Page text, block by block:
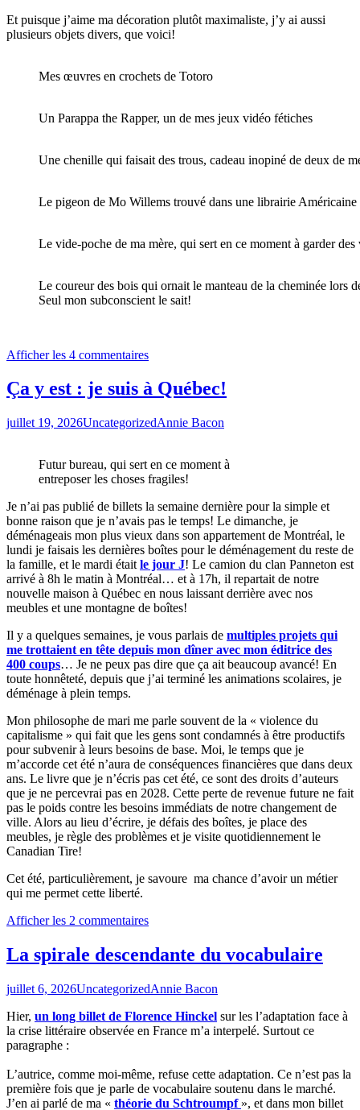
Et puisque j’aime ma décoration plutôt maximaliste, j’y ai aussi
plusieurs objets divers, que voici!
Mes œuvres en crochets de Totoro
Un Parappa the Rapper, un de mes jeux vidéo fétiches
Une chenille qui faisait des trous, cadeau inopiné de deux de
Le pigeon de Mo Willems trouvé dans une librairie Américaine
Le vide-poche de ma mère, qui sert en ce moment à garder
Le coureur des bois qui ornait le manteau de la cheminée lors
Seul mon subconscient le sait!
Afficher les 4 commentaires
Ça y est : je suis à Québec!
juillet 19, 2026UncategorizedAnnie Bacon
Futur bureau, qui sert en ce moment à
entreposer les choses fragiles!
Je n’ai pas publié de billets la semaine dernière pour la simple et
bonne raison que je n’avais pas le temps! Le dimanche, je
déménageais mon plus vieux dans son appartement de Montréal, le
lundi je faisais les dernières boîtes pour le déménagement du reste de
la famille, et le mardi était le jour J! Le camion du clan Panneton est
arrivé à 8h le matin à Montréal… et à 17h, il repartait de notre
nouvelle maison à Québec en nous laissant derrière avec nos
meubles et une montagne de boîtes!
Il y a quelques semaines, je vous parlais de multiples projets qui
me trottaient en tête depuis mon dîner avec mon éditrice des
400 coups… Je ne peux pas dire que ça ait beaucoup avancé! En
toute honnêteté, depuis que j’ai terminé les animations scolaires, je
déménage à plein temps.
Mon philosophe de mari me parle souvent de la « violence du
capitalisme » qui fait que les gens sont condamnés à être productifs
pour subvenir à leurs besoins de base. Moi, le temps que je
m’accorde cet été n’aura de conséquences financières que dans deux
ans. Le livre que je n’écris pas cet été, ce sont des droits d’auteurs
que je ne percevrai pas en 2028. Cette perte de revenue future ne fait
pas le poids contre les besoins immédiats de notre changement de
ville. Alors au lieu d’écrire, je défais des boîtes, je place des
meubles, je règle des problèmes et je visite quotidiennement le
Canadian Tire!
Cet été, particulièrement, je savoure ma chance d’avoir un métier
qui me permet cette liberté.
Afficher les 2 commentaires
La spirale descendante du vocabulaire
juillet 6, 2026UncategorizedAnnie Bacon
Hier, un long billet de Florence Hinckel sur les l’adaptation face à
la crise littéraire observée en France m’a interpelé. Surtout ce
paragraphe :
L’autrice, comme moi-même, refuse cette adaptation. Ce n’est pas la
première fois que je parle de vocabulaire soutenu dans le marché.
J’en ai parlé de ma « théorie du Schtroumpf », et dans mon billet